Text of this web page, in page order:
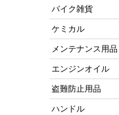
バイク雑貨
ケミカル
メンテナンス用品
エンジンオイル
盗難防止用品
ハンドル